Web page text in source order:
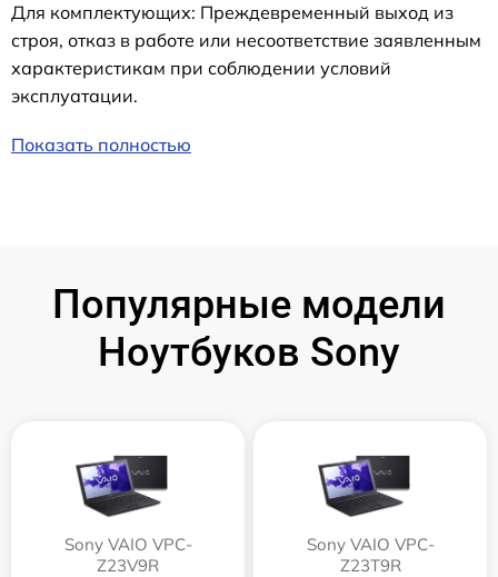
Для комплектующих: Преждевременный выход из
строя, отказ в работе или несоответствие заявленным
характеристикам при соблюдении условий
эксплуатации.
Показать полностью
Популярные модели
Ноутбуков Sony
Sony VAIO VPC-
Z23V9R
Sony VAIO VPC-
Z23T9R